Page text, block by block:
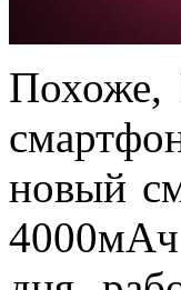
Похоже,
новый
4000мАч